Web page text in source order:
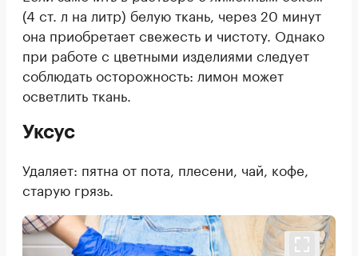
(4 ст. л на литр) белую ткань, через 20 минут
она приобретает свежесть и чистоту. Однако
при работе с цветными изделиями следует
соблюдать осторожность: лимон может
осветлить ткань.
Уксус
Удаляет: пятна от пота, плесени, чай, кофе,
старую грязь.